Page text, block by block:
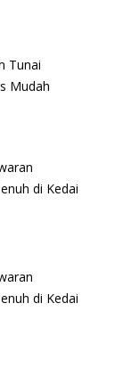
Tunai
Mudah
di Kedai
di Kedai